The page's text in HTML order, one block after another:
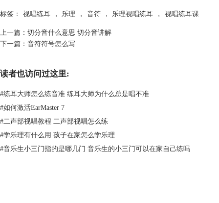
名法。
图3：唱名法设置
标签： 视唱练耳 ， 乐理 ， 音符 ， 乐理视唱练耳 ， 视唱练耳课
上一篇： 切分音什么意思 切分音讲解
下一篇： 音符符号怎么写
读者也访问过这里:
#练耳大师怎么练音准 练耳大师为什么总是唱不准
#如何激活EarMaster 7
#二声部视唱教程 二声部视唱怎么练
#学乐理有什么用 孩子在家怎么学乐理
#音乐生小三门指的是哪几门 音乐生的小三门可以在家自己练吗